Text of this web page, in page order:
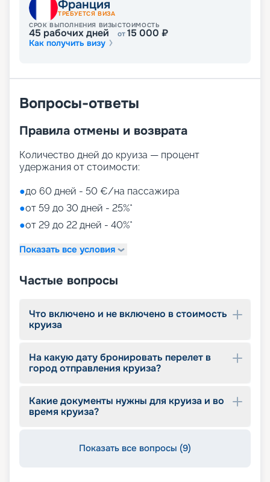
Франция
ТРЕБУЕТСЯ ВИЗА
СРОК ВЫПОЛНЕНИЯ ВИЗЫ
45 рабочих дней
СТОИМОСТЬ
от15 000 ₽
Как получить визу
Вопросы-ответы
Правила отмены и возврата
Количество дней до круиза — процент
удержания от стоимости:
●до 60 дней - 50 €/на пассажира
●от 59 до 30 дней - 25%*
●от 29 до 22 дней - 40%*
Показать все условия
Частые вопросы
Что включено и не включено в стоимость
круиза
На какую дату бронировать перелет в
город отправления круиза?
Какие документы нужны для круиза и во
время круиза?
Показать все вопросы (9)